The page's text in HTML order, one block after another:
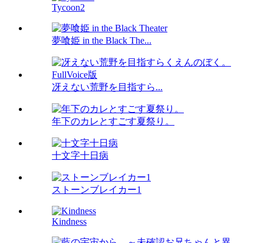
Tycoon2
夢喰姫 in the Black The...
冴えない荒野を目指すら...
年下のカレとすごす夏祭り。
十文字十日病
ストーンブレイカー1
Kindness